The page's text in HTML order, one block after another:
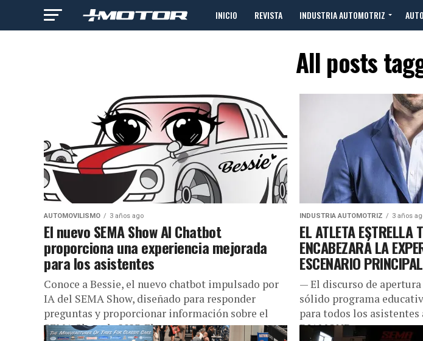
INICIO REVISTA INDUSTRIA AUTOMOTRIZ
All posts
AUTOMOVILISMO 3 años ago
El nuevo SEMA Show AI Chatbot
proporciona una experiencia mejorada
para los asistentes
Conoce a Bessie, el nuevo chatbot impulsado por
IA del SEMA Show, diseñado para responder
preguntas y proporcionar información sobre el
SEMA Show de 2023. El...
INDUSTRIA AUTOMOTRIZ 3 años
EL ATLETA ESTRELLA
ENCABEZARÁ LA
ESCENARIO
— El discurso de
sólido programa
para todos los asistentes
DIAMOND...